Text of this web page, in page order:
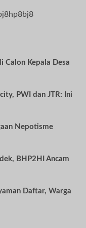
Calon Kepala Desa
PWI dan JTR: Ini
Nepotisme
BHP2HI Ancam
Daftar, Warga